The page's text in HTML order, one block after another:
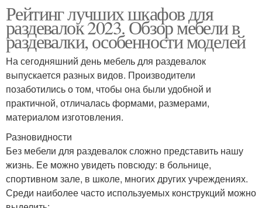
Рейтинг лучших шкафов для
раздевалок 2023. Обзор мебели в
раздевалки, особенности моделей
На сегодняшний день мебель для раздевалок
выпускается разных видов. Производители
позаботились о том, чтобы она были удобной и
практичной, отличалась формами, размерами,
материалом изготовления.
Разновидности
Без мебели для раздевалок сложно представить нашу
жизнь. Ее можно увидеть повсюду: в больнице,
спортивном зале, в школе, многих других учреждениях.
Среди наиболее часто используемых конструкций можно